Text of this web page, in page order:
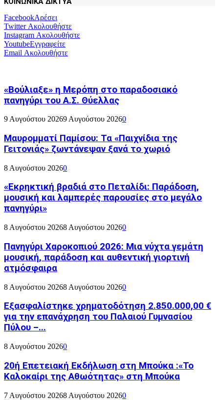
FacebookΑρέσει
TwitterΑκολουθήστε
Instagram Ακολουθήστε
YoutubeΕγγραφείτε
Email Ακολουθήστε
«Βούλιαξε» η Μερόπη στο παραδοσιακό
πανηγύρι του Α.Σ. Θύελλας
9 Αυγούστου 20269 Αυγούστου 20260
Μαυρομματί Παμίσου: Τα «Παιχνίδια της
Γειτονιάς» ζωντάνεψαν ξανά το χωριό
8 Αυγούστου 20260
«Εκρηκτική βραδιά στο Πεταλίδι: Παράδοση,
μουσική και λαμπερές παρουσίες στο μεγάλο
πανηγύρι»
8 Αυγούστου 20268 Αυγούστου 20260
Πανηγύρι Χαροκοπιού 2026: Μια νύχτα γεμάτη
μουσική, παράδοση και αυθεντική γιορτινή
ατμόσφαιρα
8 Αυγούστου 20268 Αυγούστου 20260
Εξασφαλίστηκε χρηματοδότηση 2.850.000,00 €
για την επανάχρηση του Παλαιού Γυμνασίου
Πύλου –...
8 Αυγούστου 20260
20ή Επετειακή Εκδήλωση στη Μπούκα :«Το
Καλοκαίρι της Αθωότητας» στη Μπούκα
7 Αυγούστου 20268 Αυγούστου 20260